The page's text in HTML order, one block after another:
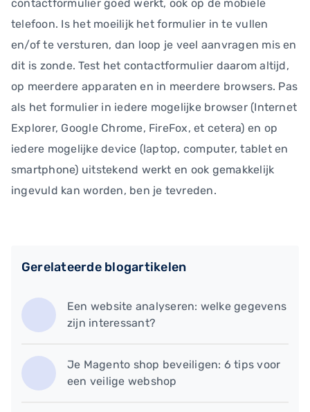
contactformulier goed werkt, ook op de mobiele
telefoon. Is het moeilijk het formulier in te vullen
en/of te versturen, dan loop je veel aanvragen mis en
dit is zonde. Test het contactformulier daarom altijd,
op meerdere apparaten en in meerdere browsers. Pas
als het formulier in iedere mogelijke browser (Internet
Explorer, Google Chrome, FireFox, et cetera) en op
iedere mogelijke device (laptop, computer, tablet en
smartphone) uitstekend werkt en ook gemakkelijk
ingevuld kan worden, ben je tevreden.
Gerelateerde blogartikelen
Een website analyseren: welke gegevens
zijn interessant?
Je Magento shop beveiligen: 6 tips voor
een veilige webshop